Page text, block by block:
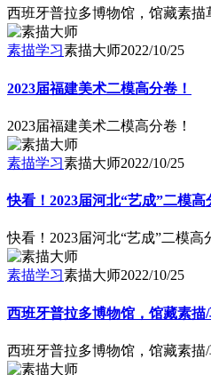
西班牙普拉多博物馆，馆藏素描
素描学习素描大师2022/10/25
2023届福建美术二模高分卷！
2023届福建美术二模高分卷！
素描学习素描大师2022/10/25
快看！2023届河北“艺成”二模高
快看！2023届河北“艺成”二模高
素描学习素描大师2022/10/25
西班牙普拉多博物馆，馆藏素描/
西班牙普拉多博物馆，馆藏素描/